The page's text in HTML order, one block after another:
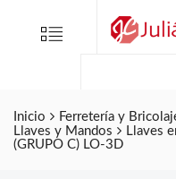
Menu
Inicio Ferretería y
Llaves y Mandos
Llaves
(GRUPO C) LO-3D
Folletos
Contacto